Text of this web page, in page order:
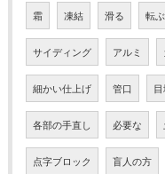
霜 凍結 滑る 転ぶ
サイディング アルミ
細かい仕上げ 管口
各部の手直し 必要な
点字ブロック 盲人の方